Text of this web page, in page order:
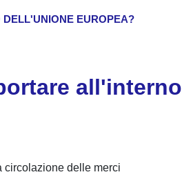
DELL'UNIONE EUROPEA?
all'interno
circolazione delle merci